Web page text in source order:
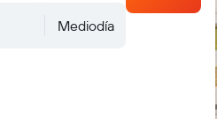
Mediodía